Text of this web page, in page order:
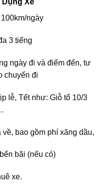
Xe
ngày
3 tiếng
ngày đi và điểm đến, tư
chuyến đi
lễ, Tết như: Giỗ tổ 10/3
bao gồm phí xăng dầu,
bãi (nếu có)
xe.